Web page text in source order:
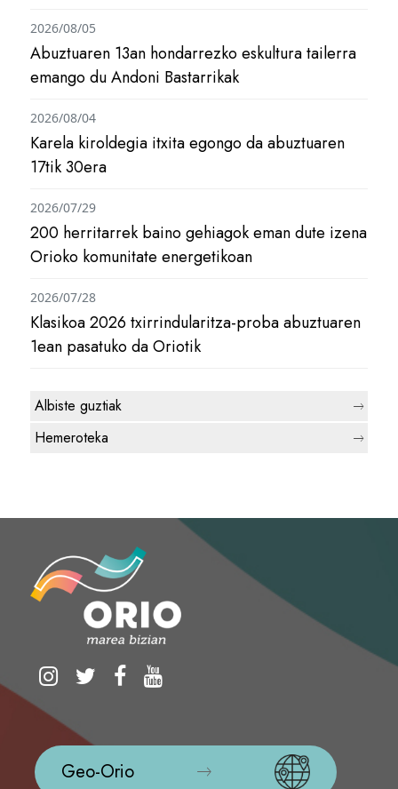
Abuztuaren 13an hondarrezko eskultura tailerra
emango du Andoni Bastarrikak
2026/08/05
Karela kiroldegia itxita egongo da abuztuaren
17tik 30era
2026/08/04
200 herritarrek baino gehiagok eman dute izena
Orioko komunitate energetikoan
2026/07/29
Klasikoa 2026 txirrindularitza-proba abuztuaren
1ean pasatuko da Oriotik
2026/07/28
Albiste guztiak
Hemeroteka
Geo-Orio